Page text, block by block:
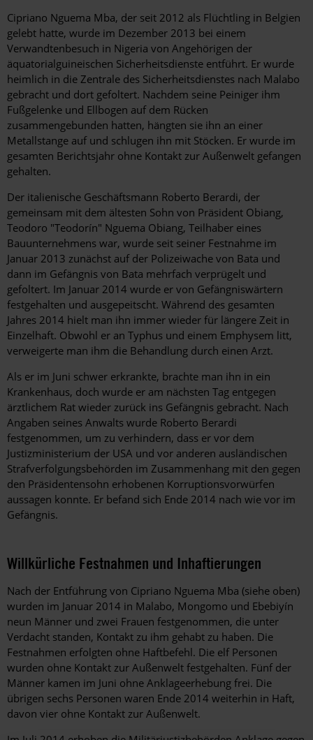
Cipriano Nguema Mba, der seit 2012 als Flüchtling in Belgien
gelebt hatte, wurde im Dezember 2013 bei einem
Verwandtenbesuch in Nigeria von Angehörigen der
äquatorialguineischen Sicherheitsdienste entführt. Er wurde
heimlich in die Zentrale des Sicherheitsdienstes nach Malabo
gebracht und dort gefoltert. Nachdem seine Peiniger ihm
Fußgelenke und Ellbogen auf dem Rücken
zusammengebunden hatten, hängten sie ihn an einer
Metallstange auf und schlugen ihn mit Stöcken. Er wurde im
gesamten Berichtsjahr ohne Kontakt zur Außenwelt gefangen
gehalten.
Der italienische Geschäftsmann Roberto Berardi, der
gemeinsam mit dem ältesten Sohn von Präsident Obiang,
Teodoro "Teodorín" Nguema Obiang, Teilhaber eines
Bauunternehmens war, wurde seit seiner Festnahme im
Januar 2013 zunächst auf der Polizeiwache von Bata und
dann im Gefängnis von Bata mehrfach verprügelt und
gefoltert. Im Januar 2014 wurde er von Gefängniswärtern
festgehalten und ausgepeitscht. Während des gesamten
Jahres 2014 hielt man ihn immer wieder für längere Zeit in
Einzelhaft. Obwohl er an Typhus und einem Emphysem litt,
verweigerte man ihm die Behandlung durch einen Arzt.
Als er im Juni schwer erkrankte, brachte man ihn in ein
Krankenhaus, doch wurde er am nächsten Tag entgegen
ärztlichem Rat wieder zurück ins Gefängnis gebracht. Nach
Angaben seines Anwalts wurde Roberto Berardi
festgenommen, um zu verhindern, dass er vor dem
Justizministerium der USA und vor anderen ausländischen
Strafverfolgungsbehörden im Zusammenhang mit den gegen
den Präsidentensohn erhobenen Korruptionsvorwürfen
aussagen konnte. Er befand sich Ende 2014 nach wie vor im
Gefängnis.
Willkürliche Festnahmen und Inhaftierungen
Nach der Entführung von Cipriano Nguema Mba (siehe oben)
wurden im Januar 2014 in Malabo, Mongomo und Ebebiyín
neun Männer und zwei Frauen festgenommen, die unter
Verdacht standen, Kontakt zu ihm gehabt zu haben. Die
Festnahmen erfolgten ohne Haftbefehl. Die elf Personen
wurden ohne Kontakt zur Außenwelt festgehalten. Fünf der
Männer kamen im Juni ohne Anklageerhebung frei. Die
übrigen sechs Personen waren Ende 2014 weiterhin in Haft,
davon vier ohne Kontakt zur Außenwelt.